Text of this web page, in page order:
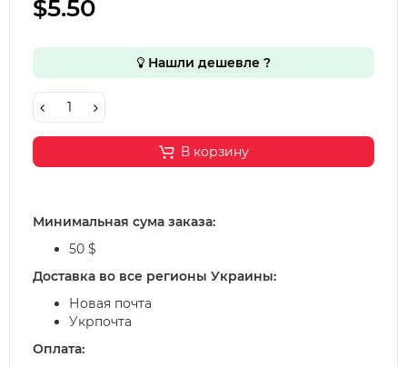
$5.50
Нашли дешевле ?
В корзину
Минимальная сума заказа:
50 $
Доставка во все регионы Украины:
Новая почта
Укрпочта
Оплата: